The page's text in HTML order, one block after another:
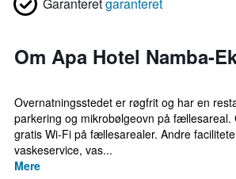
Om Apa Hotel Namba-
Overnatningsstedet er røgfrit og har en
parkering og mikrobølgeovn på
gratis Wi-Fi på fællesarealer. Andre
vaskeservice, vas...
Mere